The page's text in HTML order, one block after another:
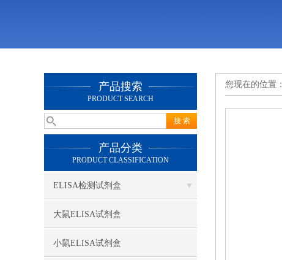
产品搜索
PRODUCT SEARCH
产品分类
PRODUCT CLASSIFICATION
ELISA检测试剂盒
大鼠ELISA试剂盒
小鼠ELISA试剂盒
您现在的位置：